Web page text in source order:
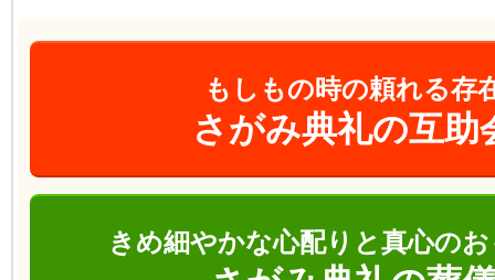
もしもの時の頼れる存
さがみ典礼の互助
きめ細やかな心配りと真心の